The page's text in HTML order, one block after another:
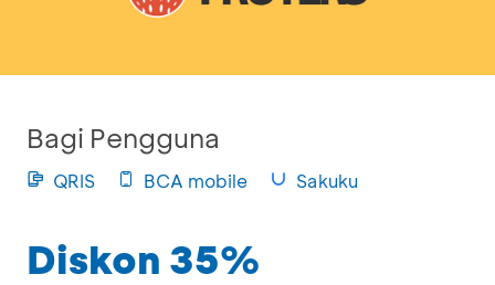
Bagi Pengguna
QRIS BCA mobile Sakuku
Diskon 35%